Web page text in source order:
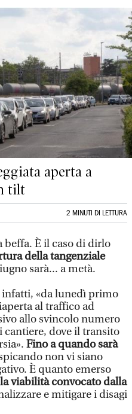
aperta a
tilt
2 MINUTI DI LETTURA
beffa. È il caso di dirlo
della tangenziale
sarà... a metà.
infatti, «da lunedì primo
al traffico ad
allo svincolo numero
dove il transito
Fino a quando sarà
non vi siano
È quanto emerso
viabilità convocato dalla
e mitigare i disagi